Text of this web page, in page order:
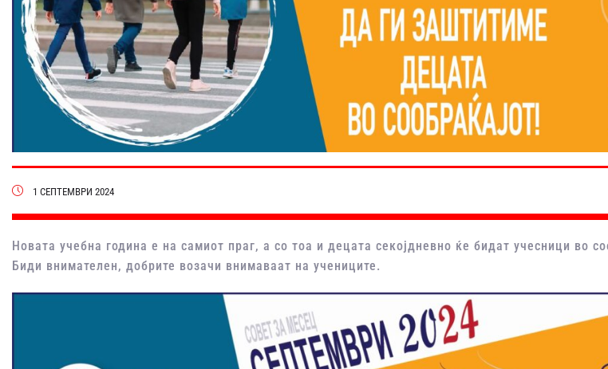
1 СЕПТЕМВРИ 2024
Новата учебна година е на самиот праг, а со тоа и децата секојдневно ќе бидат учесници во
Биди внимателен, добрите возачи внимаваат на учениците.